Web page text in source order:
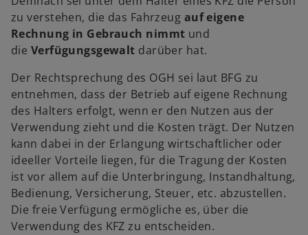
zu verstehen, die das Fahrzeug auf eigene
Rechnung in Gebrauch nimmt und
die Verfügungsgewalt darüber hat.
Der Rechtsprechung des OGH sei laut BFG zu
entnehmen, dass der Betrieb auf eigene Rechnung
des Halters erfolgt, wenn er den Nutzen aus der
Verwendung zieht und die Kosten trägt. Der Nutzen
kann dabei in der Erlangung wirtschaftlicher oder
ideeller Vorteile liegen, für die Tragung der Kosten
ist vor allem auf die Unterbringung, Instandhaltung,
Bedienung, Versicherung, Steuer, etc. abzustellen.
Die freie Verfügung ermögliche es, über die
Verwendung des KFZ zu entscheiden.